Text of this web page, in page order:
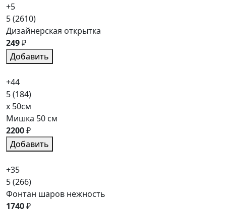
+5
5(2610)
Дизайнерская открытка
249₽
Добавить
+44
5(184)
x 50см
Мишка 50 см
2200₽
Добавить
+35
5(266)
Фонтан шаров нежность
1740₽